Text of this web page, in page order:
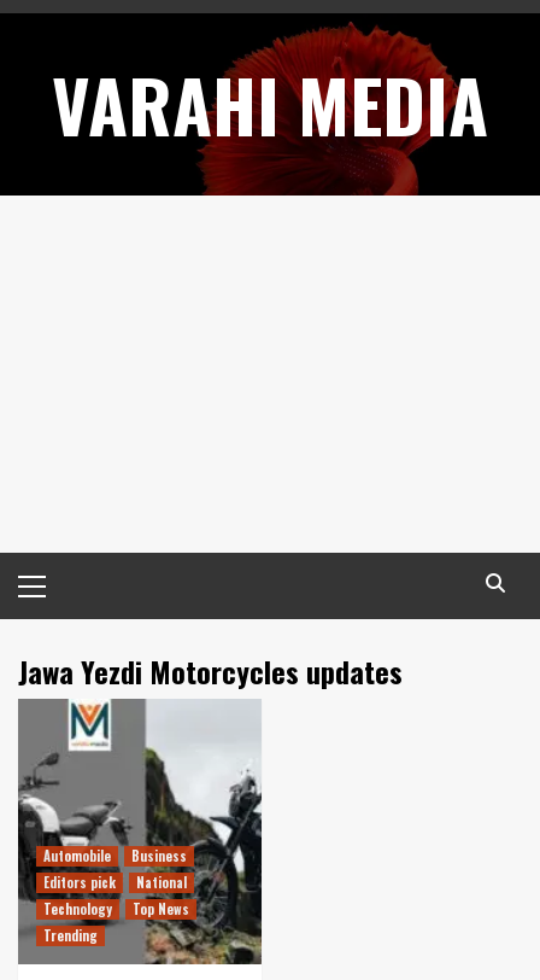
Skip
contentVARAHI MEDIA
Menu
Jawa Yezdi Motorcycles updates
Automobile
Business
Editors pick
National
Technology
Top News
Trending